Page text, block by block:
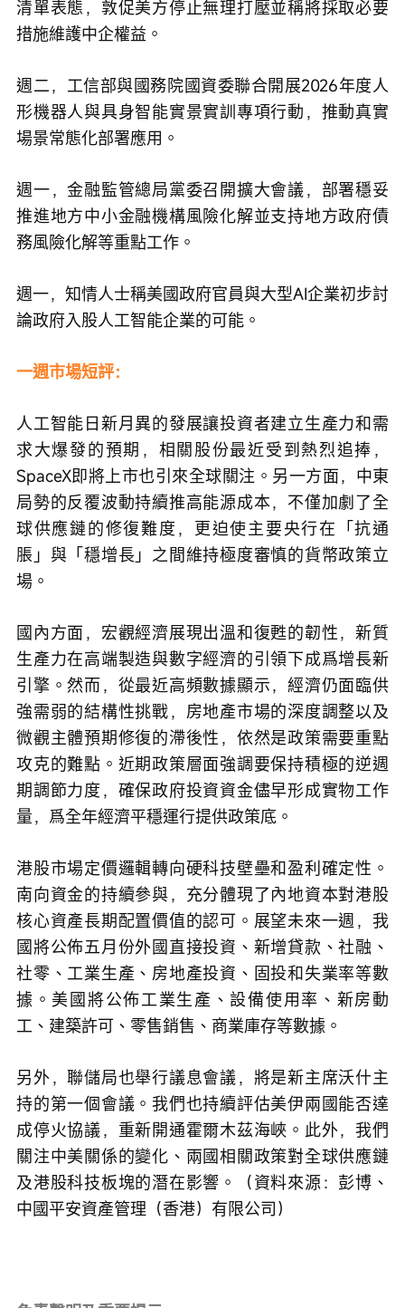
清單表態，敦促美方停止無理打壓並稱將採取必要
措施維護中企權益。
週二，工信部與國務院國資委聯合開展2026年度人
形機器人與具身智能實景實訓專項行動，推動真實
場景常態化部署應用。
週一，金融監管總局黨委召開擴大會議，部署穩妥
推進地方中小金融機構風險化解並支持地方政府債
務風險化解等重點工作。
週一，知情人士稱美國政府官員與大型AI企業初步討
論政府入股人工智能企業的可能。
一週市場短評：
人工智能日新月異的發展讓投資者建立生產力和需
求大爆發的預期，相關股份最近受到熱烈追捧，
SpaceX即將上市也引來全球關注。另一方面，中東
局勢的反覆波動持續推高能源成本，不僅加劇了全
球供應鏈的修復難度，更迫使主要央行在「抗通
脹」與「穩增長」之間維持極度審慎的貨幣政策立
場。
國內方面，宏觀經濟展現出溫和復甦的韌性，新質
生產力在高端製造與數字經濟的引領下成爲增長新
引擎。然而，從最近高頻數據顯示，經濟仍面臨供
強需弱的結構性挑戰，房地產市場的深度調整以及
微觀主體預期修復的滯後性，依然是政策需要重點
攻克的難點。近期政策層面強調要保持積極的逆週
期調節力度，確保政府投資資金儘早形成實物工作
量，爲全年經濟平穩運行提供政策底。
港股市場定價邏輯轉向硬科技壁壘和盈利確定性。
南向資金的持續參與，充分體現了內地資本對港股
核心資產長期配置價值的認可。展望未來一週，我
國將公佈五月份外國直接投資、新增貸款、社融、
社零、工業生產、房地產投資、固投和失業率等數
據。美國將公佈工業生產、設備使用率、新房動
工、建築許可、零售銷售、商業庫存等數據。
另外，聯儲局也舉行議息會議，將是新主席沃什主
持的第一個會議。我們也持續評估美伊兩國能否達
成停火協議，重新開通霍爾木茲海峽。此外，我們
關注中美關係的變化、兩國相關政策對全球供應鏈
及港股科技板塊的潛在影響。（資料來源：彭博、
中國平安資產管理（香港）有限公司）